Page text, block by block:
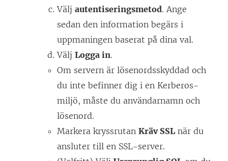
Välj autentiseringsmetod. Ange
sedan den information begärs i
uppmaningen baserat på dina val.
Välj Logga in.
Om servern är lösenordsskyddad och
du inte befinner dig i en Kerberos-
miljö, måste du användarnamn och
lösenord.
Markera kryssrutan Kräv SSL när du
ansluter till en SSL-server.